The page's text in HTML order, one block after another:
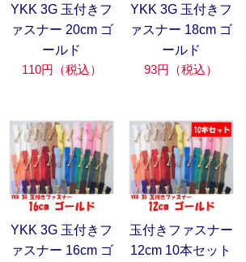
YKK 3G 玉付きフ
ァスナー 20cm ゴ
ールド
110円（税込）
YKK 3G 玉付きフ
ァスナー 18cm ゴ
ールド
93円（税込）
YKK 3G 玉付きフ
ァスナー 16cm ゴ
玉付きファスナー
12cm 10本セット